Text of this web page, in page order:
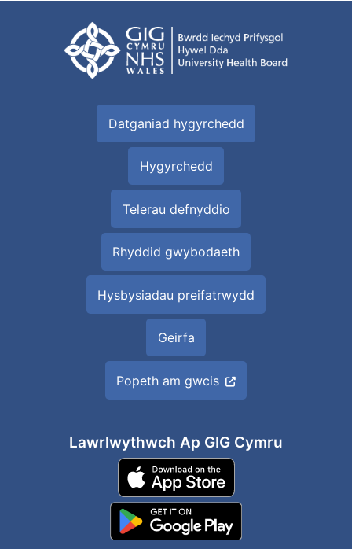
Datganiad hygyrchedd
Hygyrchedd
Telerau defnyddio
Rhyddid gwybodaeth
Hysbysiadau preifatrwydd
Geirfa
Popeth am gwcis
Lawrlwythwch Ap GIG Cymru